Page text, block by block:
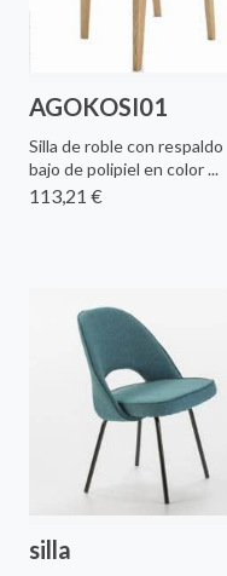
AGOKOSI01
Silla de roble con respaldo
bajo de polipiel en color ...
113,21 €
silla